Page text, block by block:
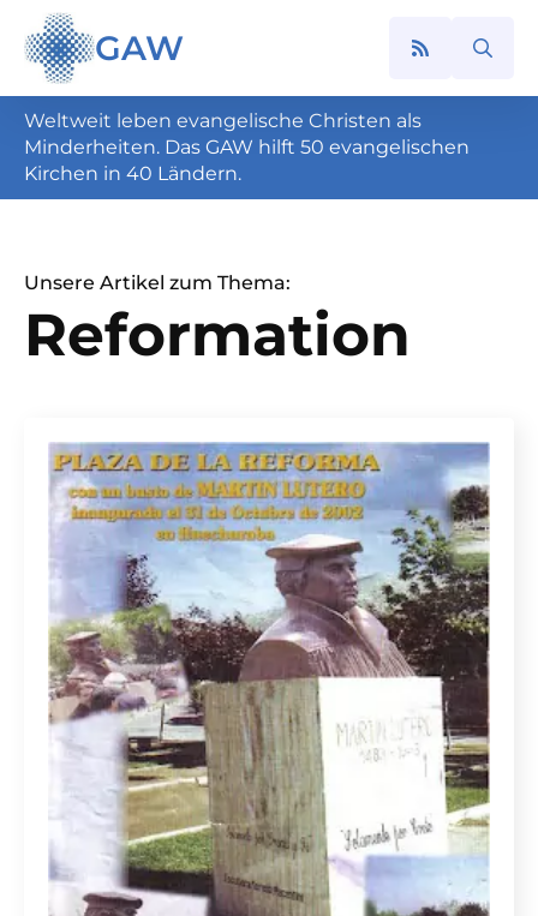
GAW
Search
Weltweit leben evangelische Christen als
Minderheiten. Das GAW hilft 50 evangelischen
Kirchen in 40 Ländern.
Unsere Artikel zum Thema:
Reformation